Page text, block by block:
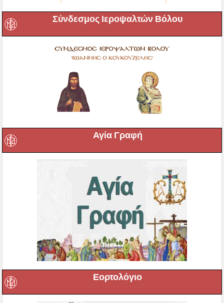
Σύνδεσμος Ιεροψαλτών Βόλου
Αγία Γραφή
Εορτολόγιο